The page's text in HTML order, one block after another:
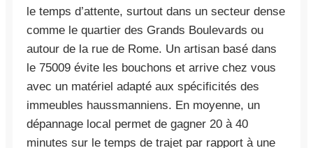
le temps d’attente, surtout dans un secteur dense
comme le quartier des Grands Boulevards ou
autour de la rue de Rome. Un artisan basé dans
le 75009 évite les bouchons et arrive chez vous
avec un matériel adapté aux spécificités des
immeubles haussmanniens. En moyenne, un
dépannage local permet de gagner 20 à 40
minutes sur le temps de trajet par rapport à une